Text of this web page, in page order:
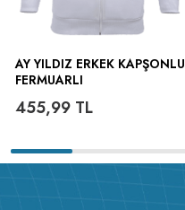
AY YILDIZ ERKEK KAPŞONLU
FERMUARLI
455,99 TL